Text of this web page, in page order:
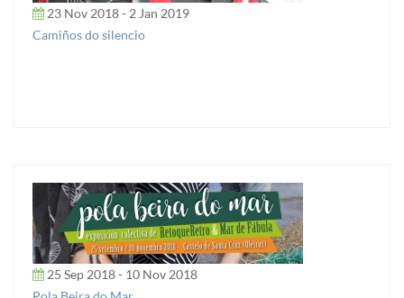
23 Nov 2018 - 2 Jan 2019
Camiños do silencio
25 Sep 2018 - 10 Nov 2018